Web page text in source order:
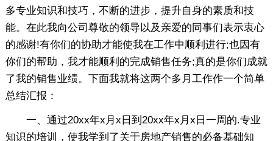
多专业知识和技巧，不断的进步，提升自身的素质和技
能。在此我向公司尊敬的领导以及亲爱的同事们表示衷心
的感谢!有你们的协助才能使我在工作中顺利进行;也因有
你们的帮助，我才能顺利的完成销售任务;真的是你们成就
了我的销售业绩。下面我就将这两个多月工作作一个简单
总结汇报：
一、通过20xx年x月x日到20xx年x月x日一周的.专业
知识的培训，使我学到了关于房地产销售的必备基础知